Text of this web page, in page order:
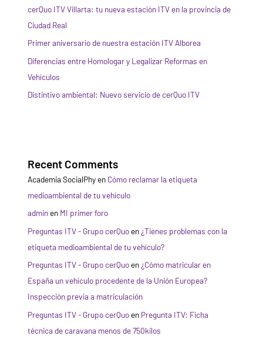
cerQuo ITV Villarta: tu nueva estación ITV en la provincia de
Ciudad Real
Primer aniversario de nuestra estación ITV Alborea
Diferencias entre Homologar y Legalizar Reformas en
Vehículos
Distintivo ambiental: Nuevo servicio de cerQuo ITV
Recent Comments
Academia SocialPhyen Cómo reclamar la etiqueta
medioambiental de tu vehículo
adminen MI primer foro
Preguntas ITV - Grupo cerQuoen ¿Tienes problemas con la
etiqueta medioambiental de tu vehículo?
Preguntas ITV - Grupo cerQuoen ¿Cómo matricular en
España un vehículo procedente de la Unión Europea?
Inspección previa a matriculación
Preguntas ITV - Grupo cerQuoen Pregunta ITV: Ficha
técnica de caravana menos de 750kilos